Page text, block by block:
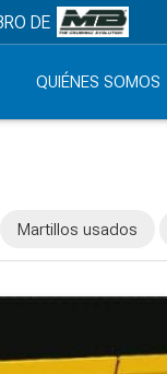
DE
QUIÉNES SOMOS
Martillos usados